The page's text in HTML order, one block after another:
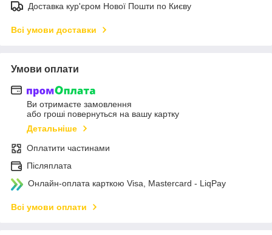
Доставка кур'єром Нової Пошти по Києву
Всі умови доставки
Умови оплати
Ви отримаєте замовлення
або гроші повернуться на вашу картку
Детальніше
Оплатити частинами
Післяплата
Онлайн-оплата карткою Visa, Mastercard - LiqPay
Всі умови оплати